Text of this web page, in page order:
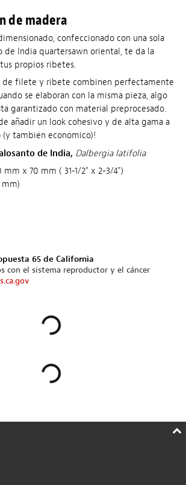
de madera
confeccionado con una sola
de India quartersawn oriental, te da la
propios ribetes.
de filete y ribete combinen perfectamente
se elaboran con la misma pieza, algo
garantizado con material preprocesado.
añadir un look cohesivo y de alta gama a
también económico)!
de India, Dalbergia latifolia
mm x 70 mm ( 31-1/2" x 2-3/4")
mm)
65 de California
con el sistema reproductor y el cáncer